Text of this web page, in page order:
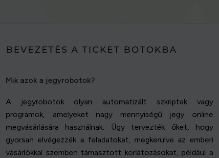
BEVEZETÉS A TICKET BOTOKBA
Mik azok a jegyrobotok?
A jegyrobotok olyan automatizált szkriptek vagy
programok, amelyeket nagy mennyiségű jegy online
megvásárlására használnak. Úgy tervezték őket, hogy
gyorsan elvégezzék a feladatokat, megkerülve az emberi
vásárlókkal szemben támasztott korlátozásokat, például a